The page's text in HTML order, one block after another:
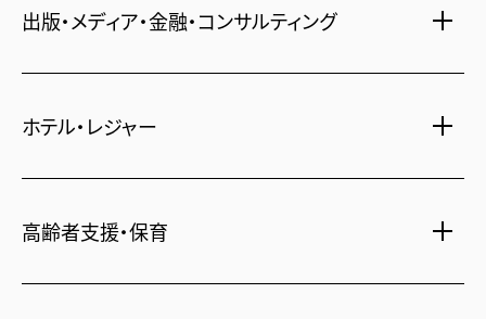
賃貸・売買物件情報
オフィス移転
住まい・暮らし情報
社宅代行
時間貸し駐車場
ビル管理
出版・メディア・金融・コンサルティング
書籍・コミック
広告代理店
住宅ローン
ホテル・レジャー
高齢者支援・保育